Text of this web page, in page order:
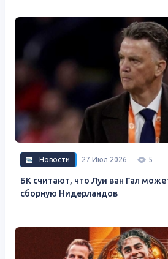
Новости 27 Июл 2026 5
БК считают, что Луи ван Гал
сборную Нидерландов